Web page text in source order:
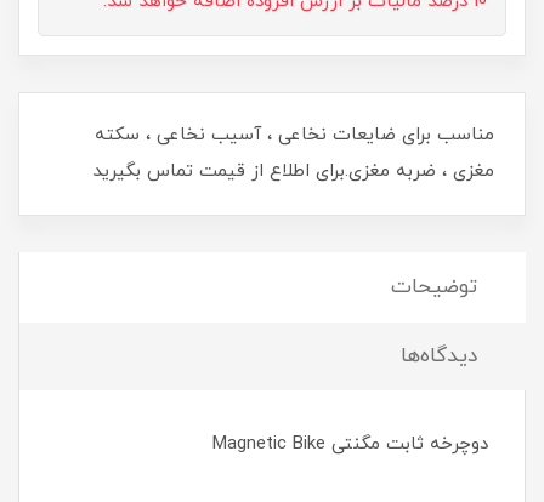
مناسب برای ضایعات نخاعی ، آسیب نخاعی ، سکته
مغزی ، ضربه مغزی.برای اطلاع از قیمت تماس بگیرید
توضیحات
دیدگاه‌ها
دوچرخه ثابت مگنتی Magnetic Bike